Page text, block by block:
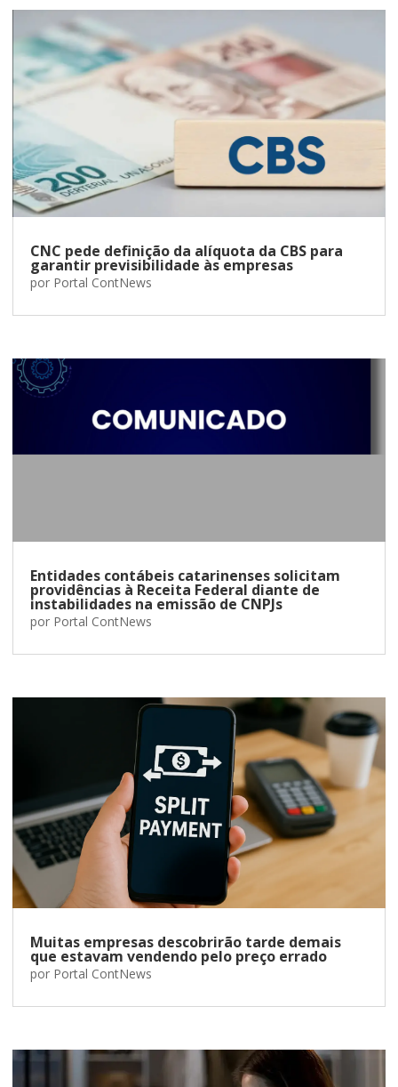
CNC pede definição da alíquota da CBS para
garantir previsibilidade às empresas
por Portal ContNews
Entidades contábeis catarinenses solicitam
providências à Receita Federal diante de
instabilidades na emissão de CNPJs
por Portal ContNews
Muitas empresas descobrirão tarde demais
que estavam vendendo pelo preço errado
por Portal ContNews